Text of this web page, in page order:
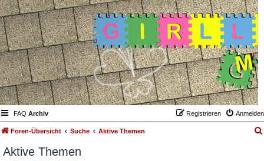
FAQ Archiv Anmelden
Registrieren
Foren-Übersicht Suche Aktive Themen
Aktive Themen